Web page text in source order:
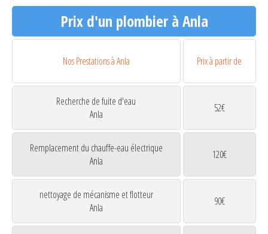
Prix d'un plombier à Anla
Nos Prestations à Anla Prix à partir de
Recherche de fuite d'eau
Anla
52€
Remplacement du chauffe-eau électrique
Anla
120€
nettoyage de mécanisme et flotteur
Anla
90€